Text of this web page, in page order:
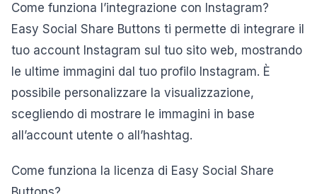
Come funziona l’integrazione con Instagram?
Easy Social Share Buttons ti permette di integrare il
tuo account Instagram sul tuo sito web, mostrando
le ultime immagini dal tuo profilo Instagram. È
possibile personalizzare la visualizzazione,
scegliendo di mostrare le immagini in base
all’account utente o all’hashtag.
Come funziona la licenza di Easy Social Share